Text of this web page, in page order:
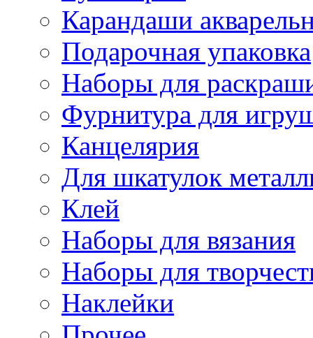
Карандаши
Подарочная упаковка
Наборы для
Фурнитура для
Канцелярия
Для шкатулок
Клей
Наборы для вязания
Наборы для
Наклейки